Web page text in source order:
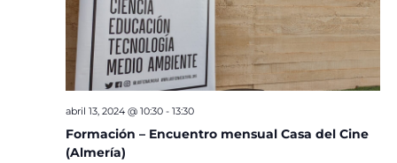
Formación – Encuentro mensual Casa del Cine
(Almería)
abril 13, 2024 @ 10:30- 13:30